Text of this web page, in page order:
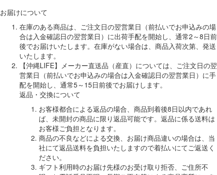
お届けについて
在庫のある商品は、ご注文日の翌営業日（前払いでお申込みの場
合は入金確認日の翌営業日）に出荷手配を開始し、通常2～8日前
後でお届けいたします。在庫がない場合は、商品入荷次第、発送
いたします。
【沖縄LIFE】メーカー直送品（産直）については、ご注文日の翌
営業日（前払いでお申込みの場合は入金確認日の翌営業日）に手
配を開始し、通常5～15日前後でお届けします。
返品・交換について
お客様都合による返品の場合、商品到着後8日以内であれ
ば、未開封の商品に限り返品可能です。返品に係る送料は
お客様ご負担となります。
商品の不良などによる交換、お届け商品違いの場合は、当
社にて返品送料を負担いたしますので着払いにてご返送く
ださい。
ギフト利用時のお届け先様のお受け取り拒否、ご住所不